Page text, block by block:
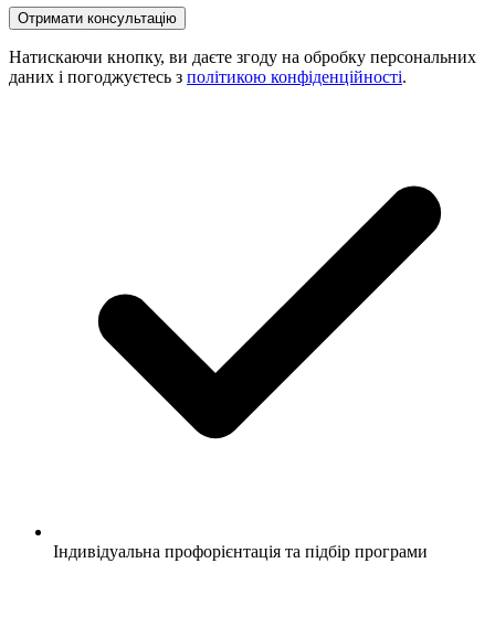
Натискаючи кнопку, ви даєте згоду на обробку персональних
даних і погоджуєтесь з політикою конфіденційності.
Індивідуальна профорієнтація та підбір програми